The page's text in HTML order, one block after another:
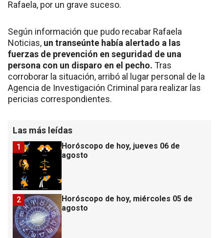
Rafaela, por un grave suceso.
Según información que pudo recabar Rafaela
Noticias, un transeúnte había alertado a las
fuerzas de prevención en seguridad de una
persona con un disparo en el pecho. Tras
corroborar la situación, arribó al lugar personal de la
Agencia de Investigación Criminal para realizar las
pericias correspondientes.
Las más leídas
Horóscopo de hoy, jueves 06 de
agosto
1
Horóscopo de hoy, miércoles 05 de
agosto
2